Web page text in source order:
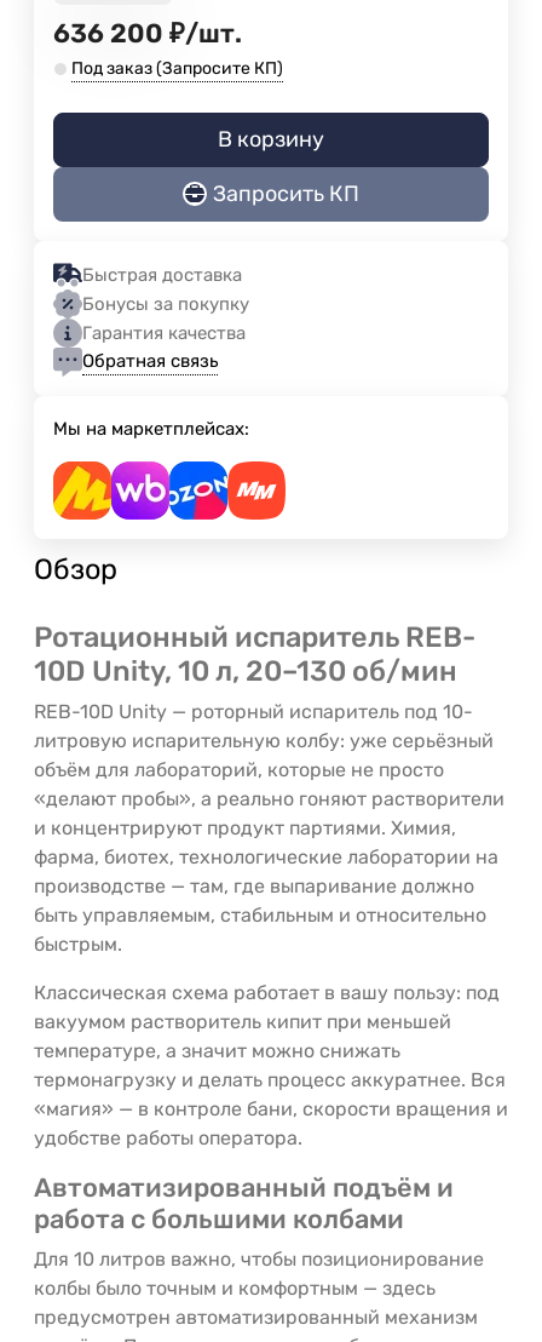
636 200 ₽/шт.
Под заказ (Запросите КП)
В корзину
Запросить КП
Быстрая доставка
Бонусы за покупку
Гарантия качества
Обратная связь
Мы на маркетплейсах:
Обзор
Ротационный испаритель REB-
10D Unity, 10 л, 20–130 об/мин
REB-10D Unity — роторный испаритель под 10-
литровую испарительную колбу: уже серьёзный
объём для лабораторий, которые не просто
«делают пробы», а реально гоняют растворители
и концентрируют продукт партиями. Химия,
фарма, биотех, технологические лаборатории на
производстве — там, где выпаривание должно
быть управляемым, стабильным и относительно
быстрым.
Классическая схема работает в вашу пользу: под
вакуумом растворитель кипит при меньшей
температуре, а значит можно снижать
термонагрузку и делать процесс аккуратнее. Вся
«магия» — в контроле бани, скорости вращения и
удобстве работы оператора.
Автоматизированный подъём и
работа с большими колбами
Для 10 литров важно, чтобы позиционирование
колбы было точным и комфортным — здесь
предусмотрен автоматизированный механизм